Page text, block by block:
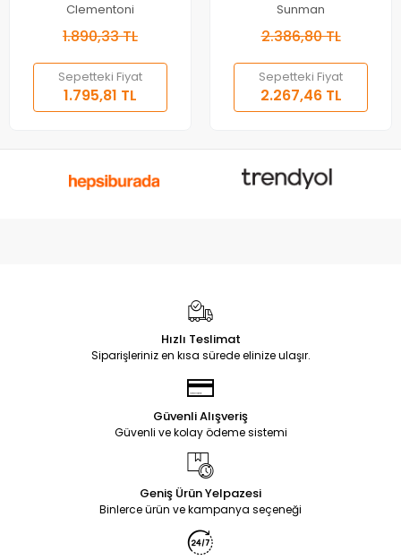
Clementoni
1.890,33 TL
Sepetteki Fiyat
1.795,81 TL
Sunman
2.386,80 TL
Sepetteki Fiyat
2.267,46 TL
Hızlı Teslimat
Siparişleriniz en kısa sürede elinize ulaşır.
Güvenli Alışveriş
Güvenli ve kolay ödeme sistemi
Geniş Ürün Yelpazesi
Binlerce ürün ve kampanya seçeneği